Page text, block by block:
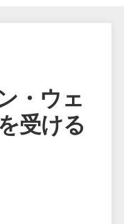
・ウェ
受ける